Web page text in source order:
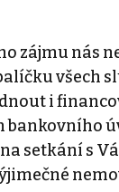
zájmu nás
všech
i
setkání s